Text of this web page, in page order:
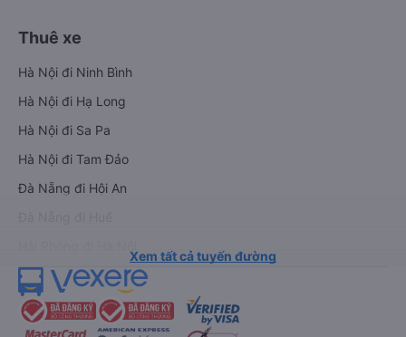
Thuê xe
Hà Nội đi Ninh Bình
Hà Nội đi Hạ Long
Hà Nội đi Sa Pa
Hà Nội đi Tam Đảo
Đà Nẵng đi Hội An
Xem tất cả tuyến đường